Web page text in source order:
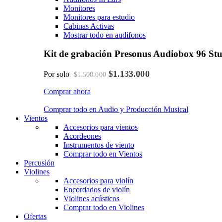
Monitores
Monitores para estudio
Cabinas Activas
Mostrar todo en audifonos
Kit de grabación Presonus Audiobox 96
Por solo $1.500.000 $1.133.000
Comprar ahora
Comprar todo en Audio y Producción Musical
Vientos
Accesorios para vientos
Acordeones
Instrumentos de viento
Comprar todo en Vientos
Percusión
Violines
Accesorios para violín
Encordados de violín
Violines acústicos
Comprar todo en Violines
Ofertas